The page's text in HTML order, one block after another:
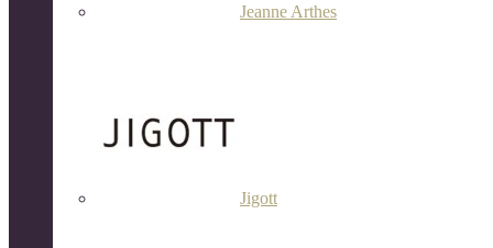
Jeanne Arthes
Jigott